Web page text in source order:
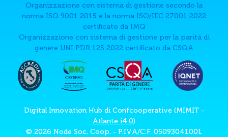
Organizzazione con sistema di gestione secondo la
norma ISO 9001:2015 e la norma ISO/IEC 27001:2022
certificato da IMQ
Organizzazione con sistema di gestione per la paritá di
genere UNI PDR 125:2022 certificato da CSQA
Digital Innovation Hub di Confcooperative (MIMIT -
Atlante i4.0)
© 2026 Node Soc. Coop. - P.IVA/C.F. 05093041001